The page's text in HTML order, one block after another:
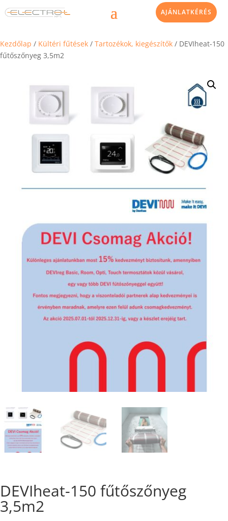
AJÁNLATKÉRÉS
Kezdőlap / Kültéri fűtések / Tartozékok, kiegészítők / DEVIheat-150
fűtőszőnyeg 3,5m2
DEVIheat-150 fűtőszőnyeg
3,5m2